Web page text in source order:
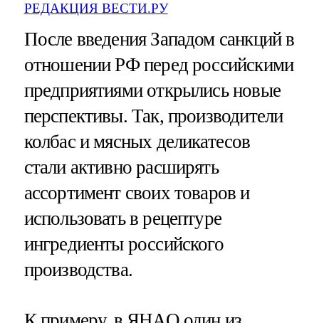
РЕДАКЦИЯ ВЕСТИ.РУ
После введения Западом санкций в
отношении РФ перед российскими
предприятиями открылись новые
перспективы. Так, производители
колбас и мясных деликатесов
стали активно расширять
ассортимент своих товаров и
использовать в рецептуре
ингредиенты российского
производства.